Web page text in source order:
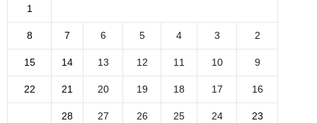
1
2
3
4
5
6
7
8
9
10
11
12
13
14
15
16
17
18
19
20
21
22
23
24
25
26
27
28